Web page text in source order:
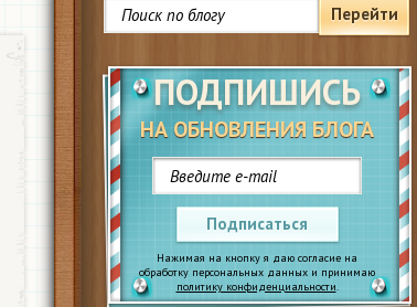
Перейти
ПОДПИШИСЬ
НА ОБНОВЛЕНИЯ БЛОГА
Подписаться
Нажимая на кнопку я даю согласие на
обработку персональных данных и принимаю
политику конфиденциальности.